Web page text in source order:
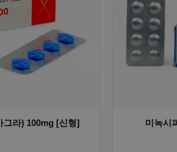
그라) 100mg [신형] 미녹시